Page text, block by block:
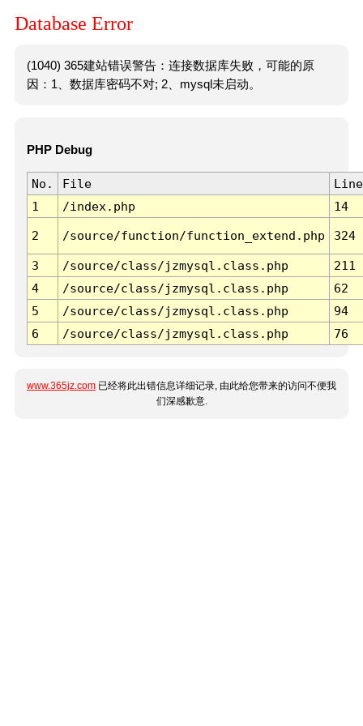
Database Error
(1040) 365建站错误警告：连接数据库失败，可能的原
因：1、数据库密码不对; 2、mysql未启动。
PHP Debug
No. File
Line
1
/index.php 14
2 /source/function/function_extend.php 324
3 /source/class/jzmysql.class.php
211
4
/source/class/jzmysql.class.php
62
5
/source/class/jzmysql.class.php
94
6
/source/class/jzmysql.class.php 76
www.365jz.com 已经将此出错信息详细记录, 由此给您带来的访问不便我
们深感歉意.